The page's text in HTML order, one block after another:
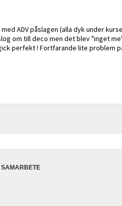
ADV påslagen (alla dyk under
om till deco men det blev "inget
perfekt ! Fortfarande lite problem